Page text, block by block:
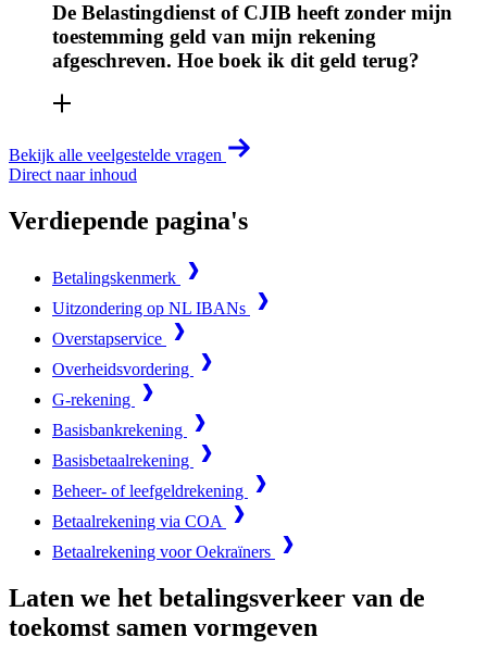
De Belastingdienst of CJIB heeft zonder mijn
toestemming geld van mijn rekening
afgeschreven. Hoe boek ik dit geld terug?
Bekijk alle veelgestelde vragen
Direct naar inhoud
Verdiepende pagina's
Betalingskenmerk
Uitzondering op NL IBANs
Overstapservice
Overheidsvordering
G-rekening
Basisbankrekening
Basisbetaalrekening
Beheer- of leefgeldrekening
Betaalrekening via COA
Betaalrekening voor Oekraïners
Laten we het betalingsverkeer van de
toekomst samen vormgeven